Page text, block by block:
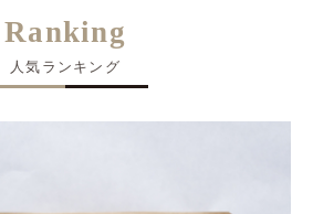
Ranking
人気ランキング